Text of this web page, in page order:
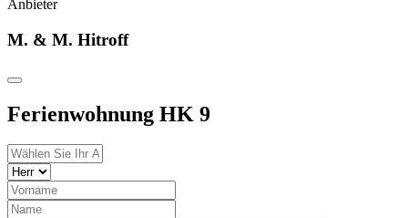
Anbieter
M. & M. Hitroff
Ferienwohnung HK 9